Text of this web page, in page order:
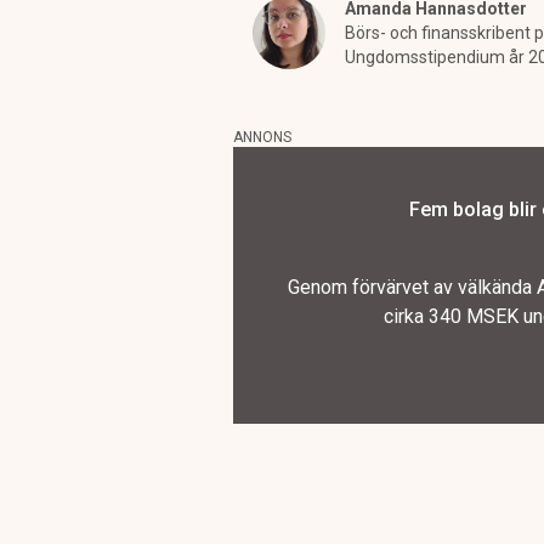
Amanda Hannasdotter
Börs- och finansskribent
Ungdomsstipendium år
ANNONS
Fem bolag
Genom förvärvet av
cirka 340 MSEK